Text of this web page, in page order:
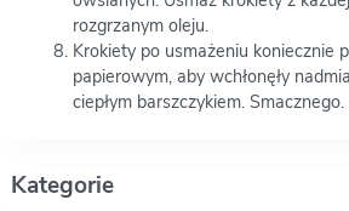
rozgrzanym oleju.
Krokiety po usmażeniu koniecznie
papierowym, aby wchłonęły
ciepłym barszczykiem. Smacznego.
Kategorie